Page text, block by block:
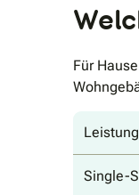
Für
Single-